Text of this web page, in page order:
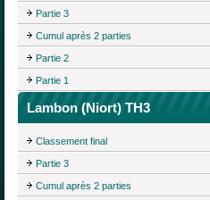
Partie 3
Cumul après 2 parties
Partie 2
Partie 1
Lambon (Niort) TH3
Classement final
Partie 3
Cumul après 2 parties